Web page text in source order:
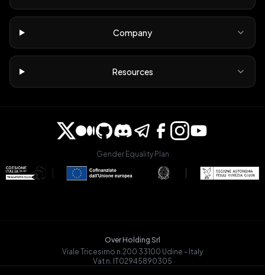
Company
Resources
Gender Equality Plan
Over Holding Srl
Viale Tricesimo n.200 33100 Udine - Italy
Vat n. IT02945890305